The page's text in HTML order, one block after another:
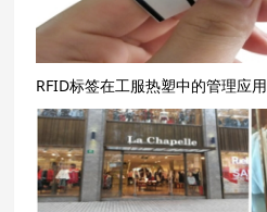
RFID标签在工服热塑中的管理应用